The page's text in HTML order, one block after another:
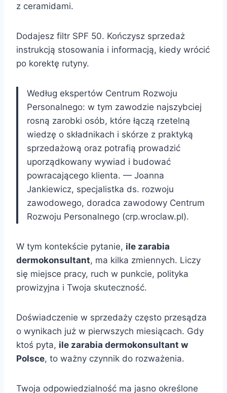
z ceramidami.
Dodajesz filtr SPF 50. Kończysz sprzedaż
instrukcją stosowania i informacją, kiedy wrócić
po korektę rutyny.
Według ekspertów Centrum Rozwoju
Personalnego: w tym zawodzie najszybciej
rosną zarobki osób, które łączą rzetelną
wiedzę o składnikach i skórze z praktyką
sprzedażową oraz potrafią prowadzić
uporządkowany wywiad i budować
powracającego klienta. — Joanna
Jankiewicz, specjalistka ds. rozwoju
zawodowego, doradca zawodowy Centrum
Rozwoju Personalnego (crp.wroclaw.pl).
W tym kontekście pytanie, ile zarabia
dermokonsultant, ma kilka zmiennych. Liczy
się miejsce pracy, ruch w punkcie, polityka
prowizyjna i Twoja skuteczność.
Doświadczenie w sprzedaży często przesądza
o wynikach już w pierwszych miesiącach. Gdy
ktoś pyta, ile zarabia dermokonsultant w
Polsce, to ważny czynnik do rozważenia.
Twoja odpowiedzialność ma jasno określone